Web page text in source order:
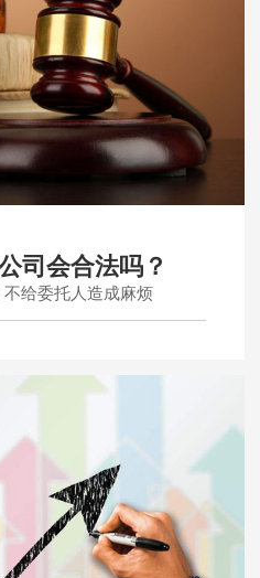
司会合法吗？
给委托人造成麻烦